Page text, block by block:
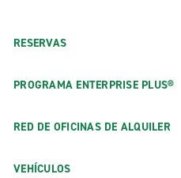
RESERVAS
PROGRAMA ENTERPRISE PLUS®
RED DE OFICINAS DE ALQUILER
VEHÍCULOS